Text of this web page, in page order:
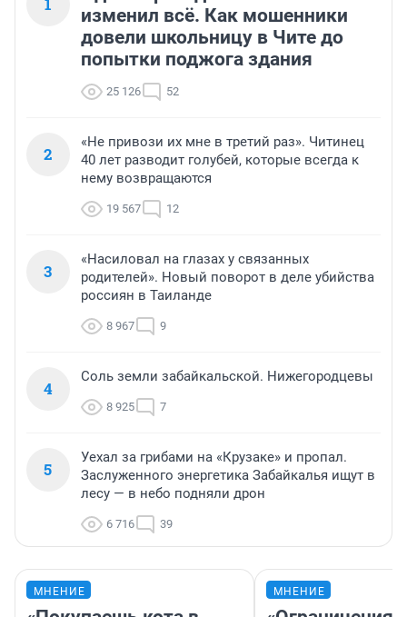
1
изменил всё. Как мошенники
довели школьницу в Чите до
попытки поджога здания
25 126 52
2
«Не привози их мне в третий раз». Читинец
40 лет разводит голубей, которые всегда к
нему возвращаются
19 567 12
3
«Насиловал на глазах у связанных
родителей». Новый поворот в деле убийства
россиян в Таиланде
8 967 9
4
Соль земли забайкальской. Нижегородцевы
8 925 7
5
Уехал за грибами на «Крузаке» и пропал.
Заслуженного энергетика Забайкалья ищут в
лесу — в небо подняли дрон
6 716 39
МНЕНИЕ МНЕНИЕ